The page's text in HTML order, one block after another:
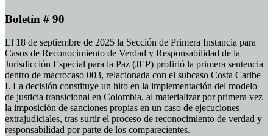
Boletín # 90
El 18 de septiembre de 2025 la Sección de Primera Instancia para
Casos de Reconocimiento de Verdad y Responsabilidad de la
Jurisdicción Especial para la Paz (JEP) profirió la primera sentencia
dentro de macrocaso 003, relacionada con el subcaso Costa Caribe
I. La decisión constituye un hito en la implementación del modelo
de justicia transicional en Colombia, al materializar por primera vez
la imposición de sanciones propias en un caso de ejecuciones
extrajudiciales, tras surtir el proceso de reconocimiento de verdad y
responsabilidad por parte de los comparecientes.